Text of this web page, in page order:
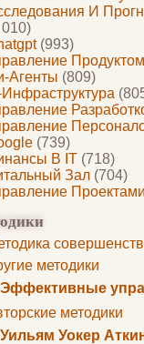
И
010)
(993)
Продуктом
Агенты (809)
Инфраструктура
(739)
В IT (718)
Зал (704)
Проектами
методики
Эффективные
методики
Уильям Уокер